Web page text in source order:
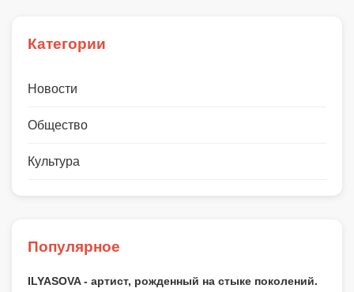
Категории
Новости
Общество
Культура
Популярное
ILYASOVA - артист, рожденный на стыке поколений.